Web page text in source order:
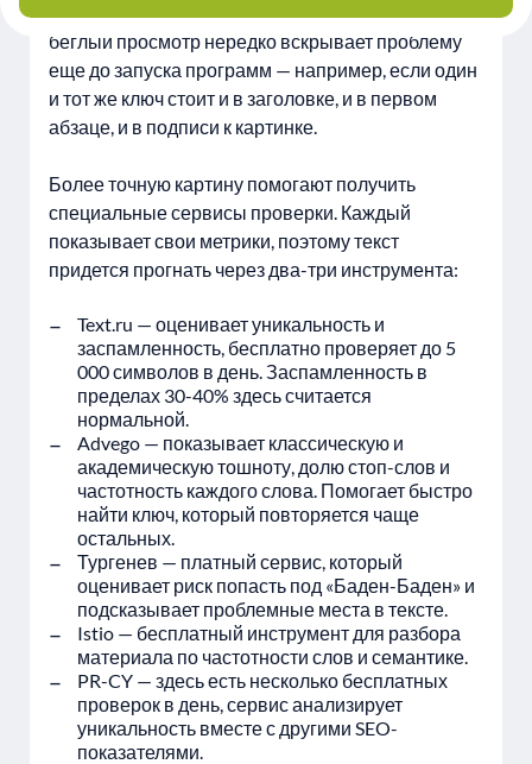
все они одинаковые, нужно поправить. Такой
беглый просмотр нередко вскрывает проблему
еще до запуска программ — например, если один
и тот же ключ стоит и в заголовке, и в первом
абзаце, и в подписи к картинке.
Более точную картину помогают получить
специальные сервисы проверки. Каждый
показывает свои метрики, поэтому текст
придется прогнать через два-три инструмента:
Text.ru — оценивает уникальность и
заспамленность, бесплатно проверяет до 5
000 символов в день. Заспамленность в
пределах 30-40% здесь считается
нормальной.
Advego — показывает классическую и
академическую тошноту, долю стоп-слов и
частотность каждого слова. Помогает быстро
найти ключ, который повторяется чаще
остальных.
Тургенев — платный сервис, который
оценивает риск попасть под «Баден-Баден» и
подсказывает проблемные места в тексте.
Istio — бесплатный инструмент для разбора
материала по частотности слов и семантике.
PR-CY — здесь есть несколько бесплатных
проверок в день, сервис анализирует
уникальность вместе с другими SEO-
показателями.